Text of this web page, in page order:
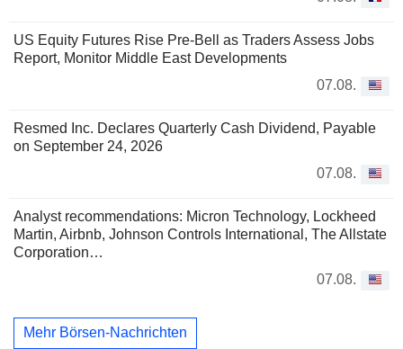
US Equity Futures Rise Pre-Bell as Traders Assess Jobs
Report, Monitor Middle East Developments
07.08.
Resmed Inc. Declares Quarterly Cash Dividend, Payable
on September 24, 2026
07.08.
Analyst recommendations: Micron Technology, Lockheed
Martin, Airbnb, Johnson Controls International, The Allstate
Corporation…
07.08.
Mehr Börsen-Nachrichten